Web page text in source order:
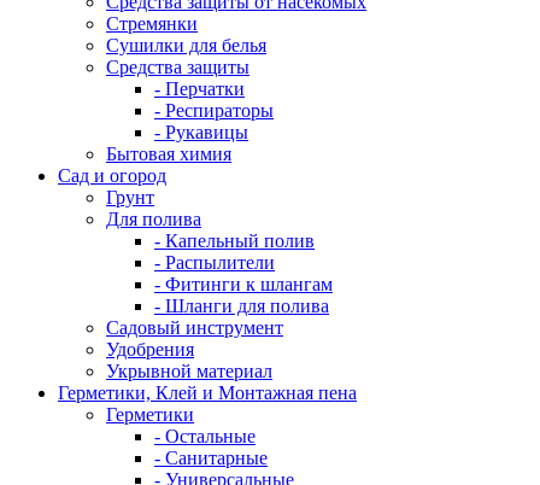
Стремянки
Сушилки для белья
Средства защиты
- Перчатки
- Респираторы
- Рукавицы
Бытовая химия
Сад и огород
Грунт
Для полива
- Капельный полив
- Распылители
- Фитинги к шлангам
- Шланги для полива
Садовый инструмент
Удобрения
Укрывной материал
Герметики, Клей и Монтажная пена
Герметики
- Остальные
- Санитарные
- Универсальные